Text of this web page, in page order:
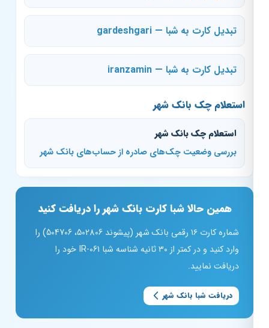
تبدیل کارت به شبا — gardeshgari
تبدیل کارت به شبا — iranzamin
استعلام چک بانک شهر
استعلام چک بانک شهر
بررسی وضعیت چک‌های صادره از حساب‌های بانک شهر
همین حالا شبا کارت بانک شهر را دریافت کنید
شماره کارت ۱۶ رقمی بانک شهر (پیشوند 502806، 504706) را
وارد کنید و در کمتر از ۳۰ ثانیه شناسه شبا IR-061 خود را
دریافت نمایید.
دریافت شبا بانک شهر